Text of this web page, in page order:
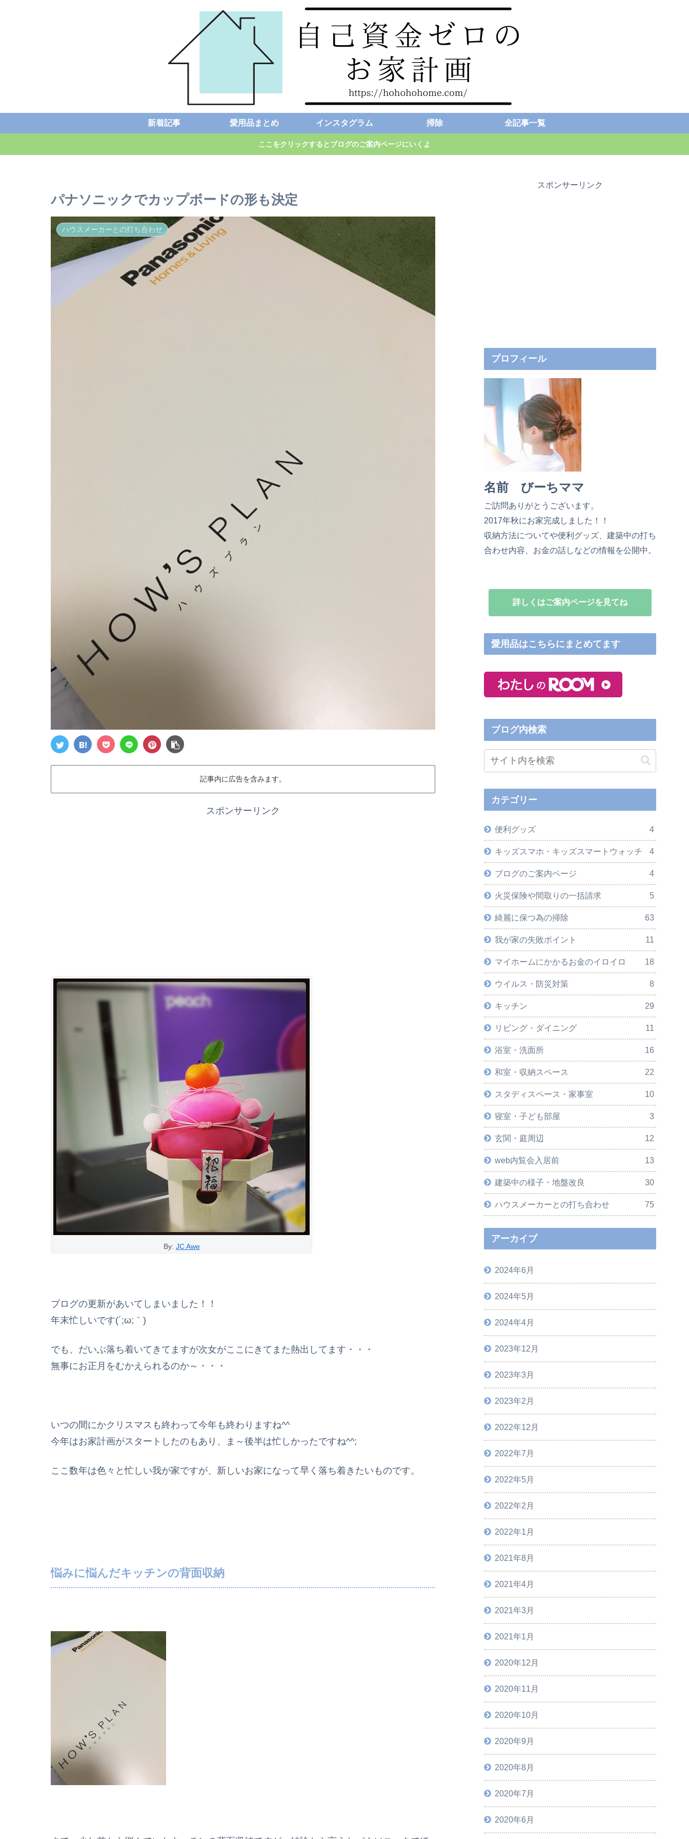
新着記事 愛用品まとめ インスタグラム 掃除 全記事一覧
ここをクリックするとブログのご案内ページにいくよ
パナソニックでカップボードの形も決定
ハウスメーカーとの打ち合わせ
記事内に広告を含みます。
スポンサーリンク
By: JC Awe
ブログの更新があいてしまいました！！
年末忙しいです(´;ω;｀)
でも、だいぶ落ち着いてきてますが次女がここにきてまた熱出してます・・・
無事にお正月をむかえられるのか～・・・
いつの間にかクリスマスも終わって今年も終わりますね^^
今年はお家計画がスタートしたのもあり、ま～後半は忙しかったですね^^;
ここ数年は色々と忙しい我が家ですが、新しいお家になって早く落ち着きたいものです。
悩みに悩んだキッチンの背面収納
スポンサーリンク
プロフィール
名前 びーちママ
ご訪問ありがとうございます。
2017年秋にお家完成しました！！
収納方法についてや便利グッズ、建築中の打ち
合わせ内容、お金の話しなどの情報を公開中。
詳しくはご案内ページを見てね
愛用品はこちらにまとめてます
ブログ内検索
カテゴリー
便利グッズ 4
キッズスマホ・キッズスマートウォッチ 4
ブログのご案内ページ 4
火災保険や間取りの一括請求 5
綺麗に保つ為の掃除 63
我が家の失敗ポイント 11
マイホームにかかるお金のイロイロ 18
ウイルス・防災対策 8
キッチン 29
リビング・ダイニング 11
浴室・洗面所 16
和室・収納スペース 22
スタディスペース・家事室 10
寝室・子ども部屋 3
玄関・庭周辺 12
web内覧会入居前 13
建築中の様子・地盤改良 30
ハウスメーカーとの打ち合わせ 75
アーカイブ
2024年6月
2024年5月
2024年4月
2023年12月
2023年3月
2023年2月
2022年12月
2022年7月
2022年5月
2022年2月
2022年1月
2021年8月
2021年4月
2021年3月
2021年1月
2020年12月
2020年11月
2020年10月
2020年9月
2020年8月
2020年7月
2020年6月